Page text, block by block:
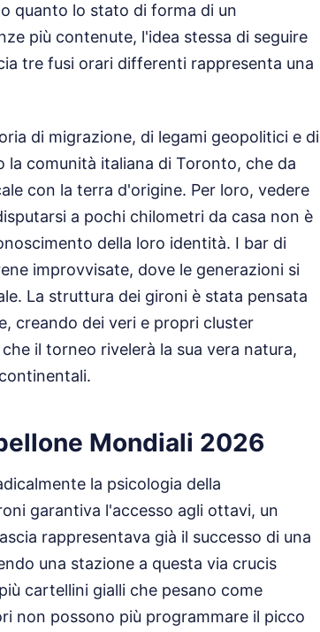
quanto lo stato di forma di un
più contenute, l'idea stessa di seguire
tre fusi orari differenti rappresenta una
di migrazione, di legami geopolitici e di
la comunità italiana di Toronto, che da
con la terra d'origine. Per loro, vedere
a pochi chilometri da casa non è
della loro identità. I bar di
improvvisate, dove le generazioni si
La struttura dei gironi è stata pensata
creando dei veri e propri cluster
il torneo rivelerà la sua vera natura,
Mondiali 2026
la psicologia della
garantiva l'accesso agli ottavi, un
rappresentava già il successo di una
una stazione a questa via crucis
cartellini gialli che pesano come
non possono più programmare il picco